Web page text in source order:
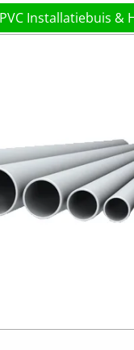
Installatiebuis &